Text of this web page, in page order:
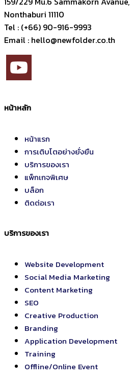
Nonthaburi 11110
Tel : (+66) 90-916-9993
Email : hello@newfolder.co.th
หน้าหลัก
หน้าแรก
การเติบโตอย่างยั่งยืน
บริการของเรา
แพ็กเกจพิเศษ
บล็อก
ติดต่อเรา
บริการของเรา
Website Development
Social Media Marketing
Content Marketing
SEO
Creative Production
Branding
Application Development
Training
Offline/Online Event